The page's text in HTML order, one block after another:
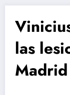
las
Madrid